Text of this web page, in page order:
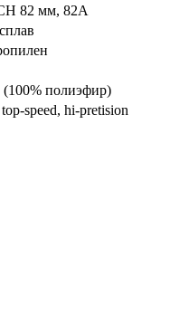
82 мм, 82A
полиэфир)
speed, hi-pretision